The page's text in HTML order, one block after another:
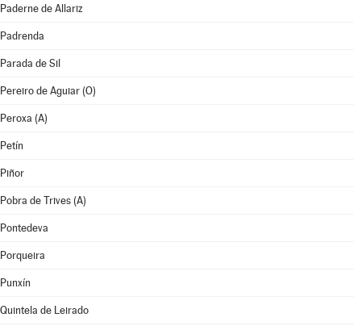
Paderne de Allariz
Padrenda
Parada de Sil
Pereiro de Aguiar (O)
Peroxa (A)
Petín
Piñor
Pobra de Trives (A)
Pontedeva
Porqueira
Punxín
Quintela de Leirado